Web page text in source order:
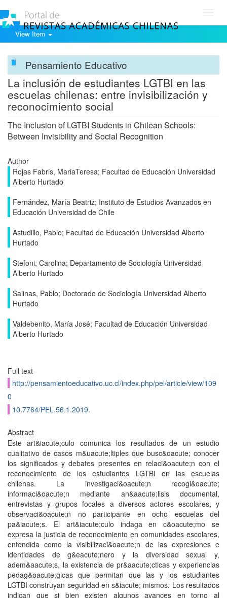
View Item
Pensamiento Educativo
La inclusión de estudiantes LGTBI en las
escuelas chilenas: entre invisibilización y
reconocimiento social
The Inclusion of LGTBI Students in Chilean Schools:
Between Invisibility and Social Recognition
Author
Rojas Fabris, MariaTeresa; Facultad de Educación Universidad
Alberto Hurtado
Fernández, María Beatriz; Instituto de Estudios Avanzados en
Educación Universidad de Chile
Astudillo, Pablo; Facultad de Educación Universidad Alberto
Hurtado
Stefoni, Carolina; Departamento de Sociología Universidad
Alberto Hurtado
Salinas, Pablo; Doctorado de Sociología Universidad Alberto
Hurtado
Valdebenito, María José; Facultad de Educación Universidad
Alberto Hurtado
Full text
http://pensamientoeducativo.uc.cl/index.php/pel/article/view/109
0
10.7764/PEL.56.1.2019.
Abstract
Este art&iacute;culo comunica los resultados de un estudio
cualitativo de casos m&uacute;ltiples que busc&oacute; conocer
los significados y debates presentes en relaci&oacute;n con el
reconocimiento de los estudiantes LGTBI en las escuelas
chilenas. La investigaci&oacute;n recogi&oacute;
informaci&oacute;n mediante an&aacute;lisis documental,
entrevistas y grupos focales a diversos actores escolares, y
observaci&oacute;n no participante en ocho escuelas del
pa&iacute;s. El art&iacute;culo indaga en c&oacute;mo se
expresa la justicia de reconocimiento en comunidades escolares,
entendida como la visibilizaci&oacute;n de las expresiones e
identidades de g&eacute;nero y la diversidad sexual y,
adem&aacute;s, la existencia de pr&aacute;cticas y experiencias
pedag&oacute;gicas que permitan que las y los estudiantes
LGTBI construyan seguridad en s&iacute; mismos. Los resultados
indican que si bien existen algunos avances en torno al